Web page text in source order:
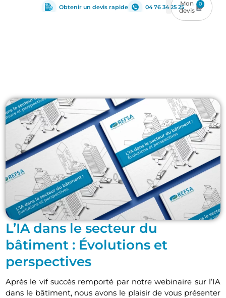
Obtenir un devis rapide 04 76 34 25 25 0
Architecture
L’IA dans le secteur du
bâtiment : Évolutions et
perspectives
Après le vif succès remporté par notre webinaire sur l’IA
dans le bâtiment, nous avons le plaisir de vous présenter